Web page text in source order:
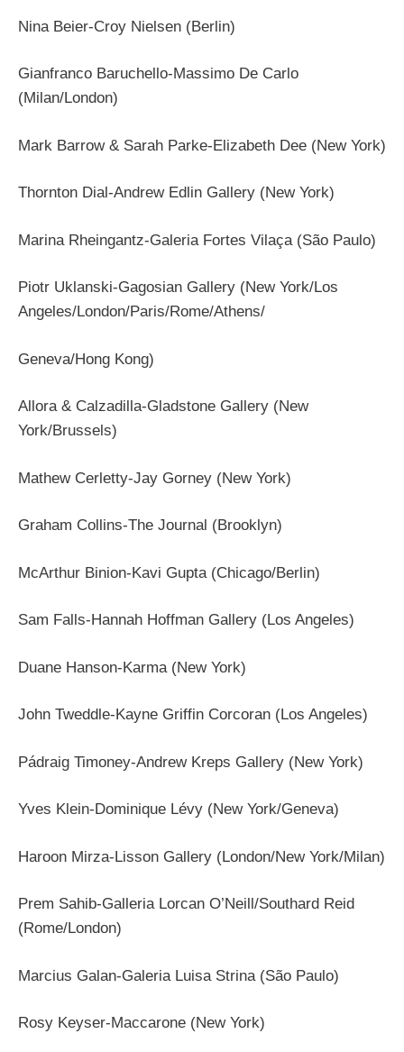
Nina Beier-Croy Nielsen (Berlin)
Gianfranco Baruchello-Massimo De Carlo
(Milan/London)
Mark Barrow & Sarah Parke-Elizabeth Dee (New York)
Thornton Dial-Andrew Edlin Gallery (New York)
Marina Rheingantz-Galeria Fortes Vilaça (São Paulo)
Piotr Uklanski-Gagosian Gallery (New York/Los
Angeles/London/Paris/Rome/Athens/
Geneva/Hong Kong)
Allora & Calzadilla-Gladstone Gallery (New
York/Brussels)
Mathew Cerletty-Jay Gorney (New York)
Graham Collins-The Journal (Brooklyn)
McArthur Binion-Kavi Gupta (Chicago/Berlin)
Sam Falls-Hannah Hoffman Gallery (Los Angeles)
Duane Hanson-Karma (New York)
John Tweddle-Kayne Griffin Corcoran (Los Angeles)
Pádraig Timoney-Andrew Kreps Gallery (New York)
Yves Klein-Dominique Lévy (New York/Geneva)
Haroon Mirza-Lisson Gallery (London/New York/Milan)
Prem Sahib-Galleria Lorcan O’Neill/Southard Reid
(Rome/London)
Marcius Galan-Galeria Luisa Strina (São Paulo)
Rosy Keyser-Maccarone (New York)